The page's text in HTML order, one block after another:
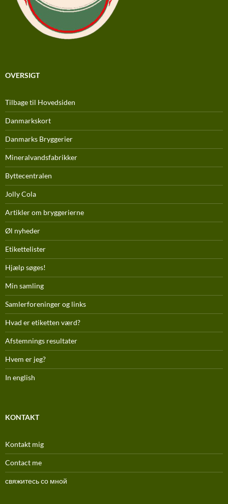
OVERSIGT
Tilbage til Hovedsiden
Danmarkskort
Danmarks Bryggerier
Mineralvandsfabrikker
Byttecentralen
Jolly Cola
Artikler om bryggerierne
Øl nyheder
Etikettelister
Hjælp søges!
Min samling
Samlerforeninger og links
Hvad er etiketten værd?
Afstemnings resultater
Hvem er jeg?
In english
KONTAKT
Kontakt mig
Contact me
свяжитесь со мной